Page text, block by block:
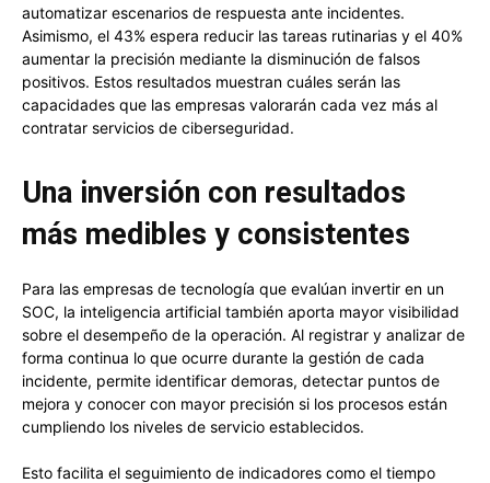
automatizar escenarios de respuesta ante incidentes.
Asimismo, el 43% espera reducir las tareas rutinarias y el 40%
aumentar la precisión mediante la disminución de falsos
positivos. Estos resultados muestran cuáles serán las
capacidades que las empresas valorarán cada vez más al
contratar servicios de ciberseguridad.
Una inversión con resultados
más medibles y consistentes
Para las empresas de tecnología que evalúan invertir en un
SOC, la inteligencia artificial también aporta mayor visibilidad
sobre el desempeño de la operación. Al registrar y analizar de
forma continua lo que ocurre durante la gestión de cada
incidente, permite identificar demoras, detectar puntos de
mejora y conocer con mayor precisión si los procesos están
cumpliendo los niveles de servicio establecidos.
Esto facilita el seguimiento de indicadores como el tiempo